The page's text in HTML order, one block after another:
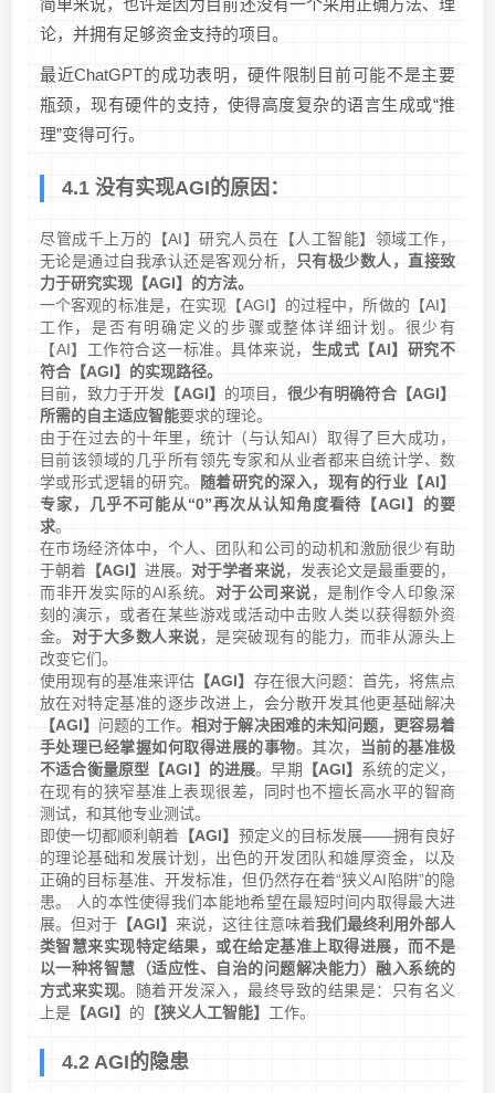
简单来说，也许是因为目前还没有一个采用正确方法、理
论，并拥有足够资金支持的项目。
最近ChatGPT的成功表明，硬件限制目前可能不是主要
瓶颈，现有硬件的支持，使得高度复杂的语言生成或“推
理”变得可行。
4.1 没有实现AGI的原因：
尽管成千上万的【AI】研究人员在【人工智能】领域工作，
无论是通过自我承认还是客观分析，
只有极少数人，直接致
力于研究实现【AGI】的方法。
一个客观的标准是，在实现【AGI】的过程中，所做的【AI】
工作，是否有明确定义的步骤或整体详细计划。很少有
【AI】工作符合这一标准。具体来说， 生成式【AI】研究不
符合【AGI】的实现路径。
目前，致力于开发 【AGI】 的项目， 很少有明确符合【AGI】
所需的自主适应智能要求的理论。
由于在过去的十年里，统计（与认知AI）取得了巨大成功，
目前该领域的几乎所有领先专家和从业者都来自统计学、数
学或形式逻辑的研究。
随着研究的深入，现有的行业【AI】
专家，几乎不可能从“0”再次从认知角度看待【AGI】的要
求。
在市场经济体中，个人、团队和公司的动机和激励很少有助
于朝着 【AGI】进展。 对于学者来说，发表论文是最重要的，
而非开发实际的AI系统。 对于公司来说，是制作令人印象深
刻的演示，或者在某些游戏或活动中击败人类以获得额外资
金。 对于大多数人来说，是突破现有的能力，而非从源头上
改变它们。
使用现有的基准来评估 【AGI】 存在很大问题：首先，将焦点
放在对特定基准的逐步改进上，会分散开发其他更基础解决
【AGI】 问题的工作。相对于解决困难的未知问题，更容易着
手处理已经掌握如何取得进展的事物。其次，
当前的基准极
不适合衡量原型【AGI】的进展。早期 【AGI】 系统的定义，
在现有的狭窄基准上表现很差，同时也不擅长高水平的智商
测试，和其他专业测试。
即使一切都顺利朝着 【AGI】 预定义的目标发展——拥有良好
的理论基础和发展计划，出色的开发团队和雄厚资金，以及
正确的目标基准、开发标准，但仍然存在着“狭义AI陷阱”的隐
患。 人的本性使得我们本能地希望在最短时间内取得最大进
展。但对于 【AGI】来说，这往往意味着我们最终利用外部人
类智慧来实现特定结果，或在给定基准上取得进展，而不是
以一种将智慧（适应性、自治的问题解决能力）融入系统的
方式来实现。随着开发深入，最终导致的结果是：只有名义
上是 【AGI】 的 【狭义人工智能】 工作。
4.2 AGI的隐患